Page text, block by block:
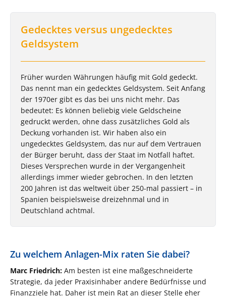
Gedecktes versus ungedecktes
Geldsystem
Früher wurden Währungen häufig mit Gold gedeckt.
Das nennt man ein gedecktes Geldsystem. Seit Anfang
der 1970er gibt es das bei uns nicht mehr. Das
bedeutet: Es können beliebig viele Geldscheine
gedruckt werden, ohne dass zusätzliches Gold als
Deckung vorhanden ist. Wir haben also ein
ungedecktes Geldsystem, das nur auf dem Vertrauen
der Bürger beruht, dass der Staat im Notfall haftet.
Dieses Versprechen wurde in der Vergangenheit
allerdings immer wieder gebrochen. In den letzten
200 Jahren ist das weltweit über 250-mal passiert – in
Spanien beispielsweise dreizehnmal und in
Deutschland achtmal.
Zu welchem Anlagen-Mix raten Sie dabei?
Marc Friedrich: Am besten ist eine maßgeschneiderte
Strategie, da jeder Praxisinhaber andere Bedürfnisse und
Finanzziele hat. Daher ist mein Rat an dieser Stelle eher